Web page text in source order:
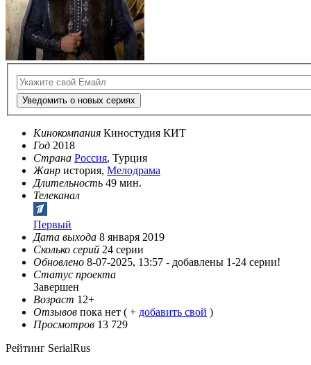
Уведомить о новых сериях
Кинокомпания Киностудия КИТ
Год 2018
Страна Россия, Турция
Жанр история, Мелодрама
Длительность 49 мин.
Телеканал
Первый
Дата выхода 8 января 2019
Сколько серий 24 серии
Обновлено 8-07-2025, 13:57 - добавлены 1-24 серии!
Статус проекта
Завершен
Возраст 12+
Отзывов пока нет ( + добавить свой )
Просмотров 13 729
Рейтинг SerialRus